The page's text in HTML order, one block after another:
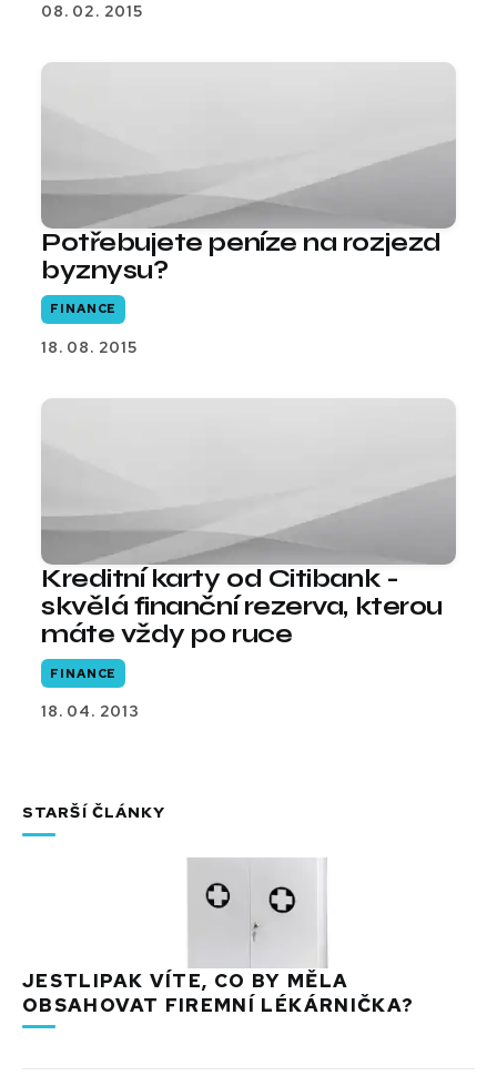
08. 02. 2015
Potřebujete peníze na rozjezd
byznysu?
FINANCE
18. 08. 2015
Kreditní karty od Citibank -
skvělá finanční rezerva, kterou
máte vždy po ruce
FINANCE
18. 04. 2013
STARŠÍ ČLÁNKY
JESTLIPAK VÍTE, CO BY MĚLA
OBSAHOVAT FIREMNÍ LÉKÁRNIČKA?